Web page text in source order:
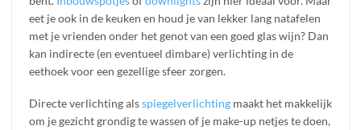
eet je ook in de keuken en houd je van lekker lang natafelen
met je vrienden onder het genot van een goed glas wijn? Dan
kan indirecte (en eventueel dimbare) verlichting in de
eethoek voor een gezellige sfeer zorgen.
Directe verlichting alsspiegelverlichting maakt het makkelijk
om je gezicht grondig te wassen of je make-up netjes te doen,